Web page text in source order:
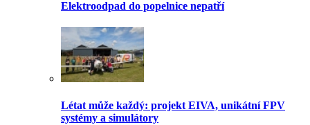
Elektroodpad do popelnice nepatří
Létat může každý: projekt EIVA, unikátní FPV
systémy a simulátory